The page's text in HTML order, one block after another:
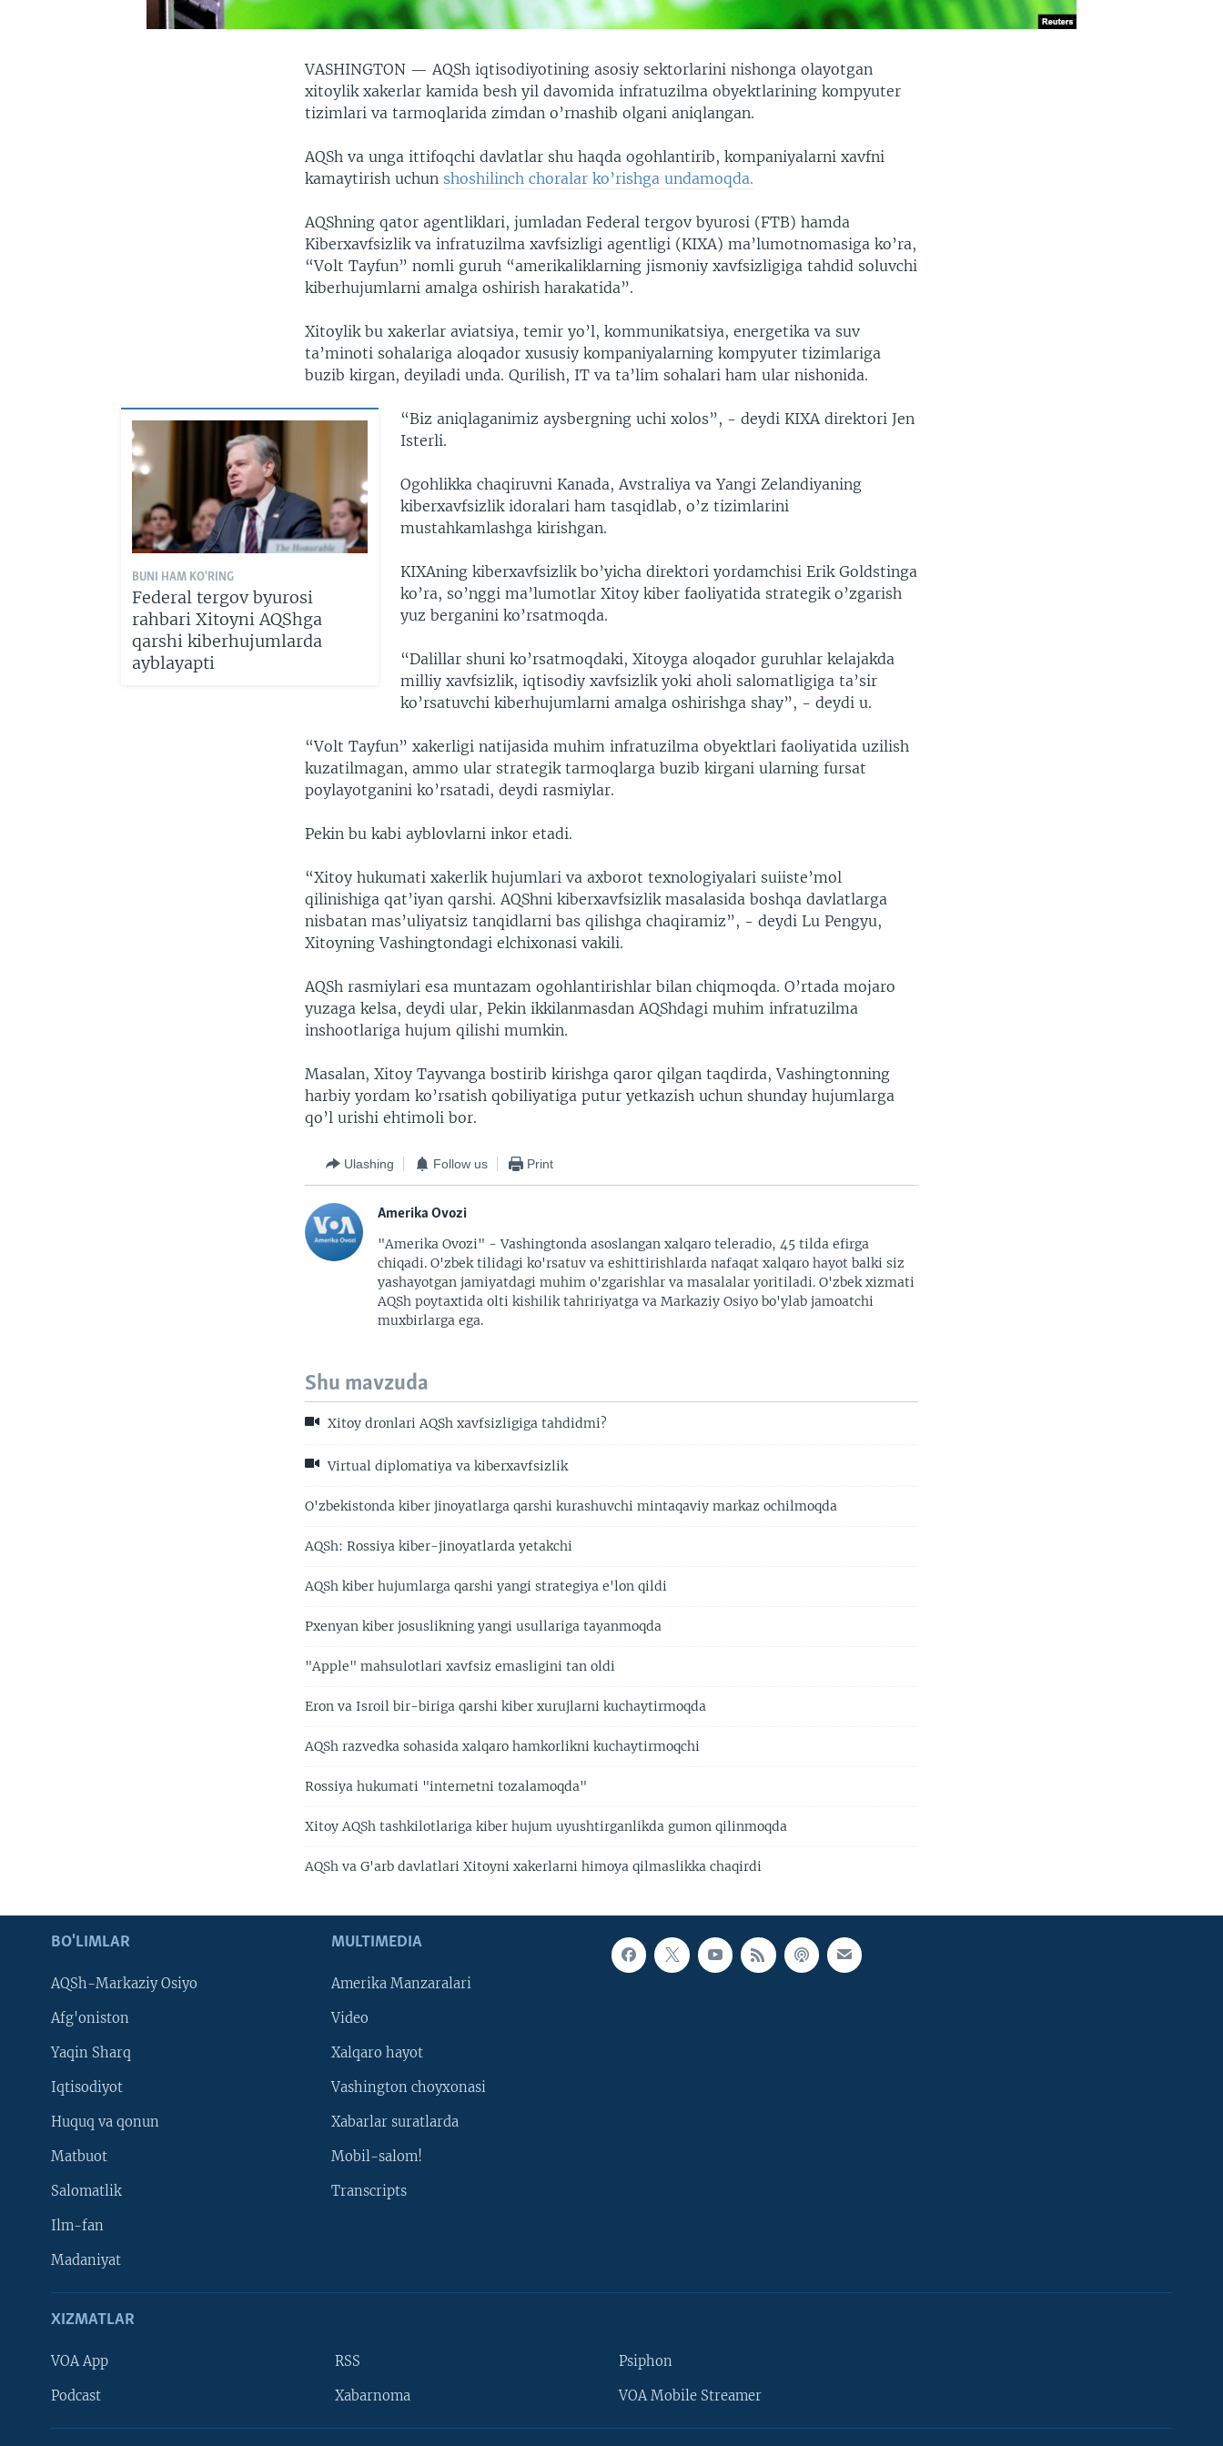
VASHINGTON —AQSh iqtisodiyotining asosiy sektorlarini nishonga olayotgan
xitoylik xakerlar kamida besh yil davomida infratuzilma obyektlarining kompyuter
tizimlari va tarmoqlarida zimdan o’rnashib olgani aniqlangan.
AQSh va unga ittifoqchi davlatlar shu haqda ogohlantirib, kompaniyalarni xavfni
kamaytirish uchun shoshilinch choralar ko’rishga undamoqda.
AQShning qator agentliklari, jumladan Federal tergov byurosi (FTB) hamda
Kiberxavfsizlik va infratuzilma xavfsizligi agentligi (KIXA) ma’lumotnomasiga ko’ra,
“Volt Tayfun” nomli guruh “amerikaliklarning jismoniy xavfsizligiga tahdid soluvchi
kiberhujumlarni amalga oshirish harakatida”.
Xitoylik bu xakerlar aviatsiya, temir yo’l, kommunikatsiya, energetika va suv
ta’minoti sohalariga aloqador xususiy kompaniyalarning kompyuter tizimlariga
buzib kirgan, deyiladi unda. Qurilish, IT va ta’lim sohalari ham ular nishonida.
BUNI HAM KO'RING
Federal tergov byurosi
rahbari Xitoyni AQShga
qarshi kiberhujumlarda
ayblayapti
“Biz aniqlaganimiz aysbergning uchi xolos”, - deydi KIXA direktori Jen
Isterli.
Ogohlikka chaqiruvni Kanada, Avstraliya va Yangi Zelandiyaning
kiberxavfsizlik idoralari ham tasqidlab, o’z tizimlarini
mustahkamlashga kirishgan.
KIXAning kiberxavfsizlik bo’yicha direktori yordamchisi Erik Goldstinga
ko’ra, so’nggi ma’lumotlar Xitoy kiber faoliyatida strategik o’zgarish
yuz berganini ko’rsatmoqda.
“Dalillar shuni ko’rsatmoqdaki, Xitoyga aloqador guruhlar kelajakda
milliy xavfsizlik, iqtisodiy xavfsizlik yoki aholi salomatligiga ta’sir
ko’rsatuvchi kiberhujumlarni amalga oshirishga shay”, - deydi u.
“Volt Tayfun” xakerligi natijasida muhim infratuzilma obyektlari faoliyatida uzilish
kuzatilmagan, ammo ular strategik tarmoqlarga buzib kirgani ularning fursat
poylayotganini ko’rsatadi, deydi rasmiylar.
Pekin bu kabi ayblovlarni inkor etadi.
“Xitoy hukumati xakerlik hujumlari va axborot texnologiyalari suiiste’mol
qilinishiga qat’iyan qarshi. AQShni kiberxavfsizlik masalasida boshqa davlatlarga
nisbatan mas’uliyatsiz tanqidlarni bas qilishga chaqiramiz”, - deydi Lu Pengyu,
Xitoyning Vashingtondagi elchixonasi vakili.
AQSh rasmiylari esa muntazam ogohlantirishlar bilan chiqmoqda. O’rtada mojaro
yuzaga kelsa, deydi ular, Pekin ikkilanmasdan AQShdagi muhim infratuzilma
inshootlariga hujum qilishi mumkin.
Masalan, Xitoy Tayvanga bostirib kirishga qaror qilgan taqdirda, Vashingtonning
harbiy yordam ko’rsatish qobiliyatiga putur yetkazish uchun shunday hujumlarga
qo’l urishi ehtimoli bor.
Ulashing Follow us Print
Amerika Ovozi
"Amerika Ovozi" - Vashingtonda asoslangan xalqaro teleradio, 45 tilda efirga
chiqadi. O'zbek tilidagi ko'rsatuv va eshittirishlarda nafaqat xalqaro hayot balki siz
yashayotgan jamiyatdagi muhim o'zgarishlar va masalalar yoritiladi. O'zbek xizmati
AQSh poytaxtida olti kishilik tahririyatga va Markaziy Osiyo bo'ylab jamoatchi
muxbirlarga ega.
Shu mavzuda
Xitoy dronlari AQSh xavfsizligiga tahdidmi?
Virtual diplomatiya va kiberxavfsizlik
O'zbekistonda kiber jinoyatlarga qarshi kurashuvchi mintaqaviy markaz ochilmoqda
AQSh: Rossiya kiber-jinoyatlarda yetakchi
AQSh kiber hujumlarga qarshi yangi strategiya e'lon qildi
Pxenyan kiber josuslikning yangi usullariga tayanmoqda
"Apple" mahsulotlari xavfsiz emasligini tan oldi
Eron va Isroil bir-biriga qarshi kiber xurujlarni kuchaytirmoqda
AQSh razvedka sohasida xalqaro hamkorlikni kuchaytirmoqchi
Rossiya hukumati "internetni tozalamoqda"
Xitoy AQSh tashkilotlariga kiber hujum uyushtirganlikda gumon qilinmoqda
AQSh va G'arb davlatlari Xitoyni xakerlarni himoya qilmaslikka chaqirdi
BO'LIMLAR
AQSh-Markaziy Osiyo
Afg'oniston
Yaqin Sharq
Iqtisodiyot
Huquq va qonun
Matbuot
Salomatlik
Ilm-fan
Madaniyat
MULTIMEDIA
Amerika Manzaralari
Video
Xalqaro hayot
Vashington choyxonasi
Xabarlar suratlarda
Mobil-salom!
Transcripts
XIZMATLAR
VOA App
Podcast
RSS
Xabarnoma
Psiphon
VOA Mobile Streamer